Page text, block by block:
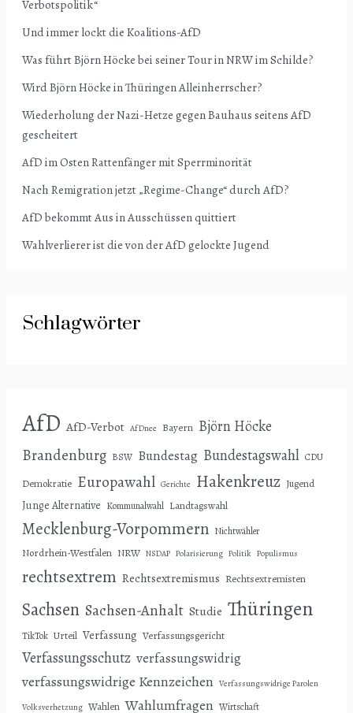
Verbotspolitik“
Und immer lockt die Koalitions-AfD
Was führt Björn Höcke bei seiner Tour in NRW im Schilde?
Wird Björn Höcke in Thüringen Alleinherrscher?
Wiederholung der Nazi-Hetze gegen Bauhaus seitens AfD
gescheitert
AfD im Osten Rattenfänger mit Sperrminorität
Nach Remigration jetzt „Regime-Change“ durch AfD?
AfD bekommt Aus in Ausschüssen quittiert
Wahlverlierer ist die von der AfD gelockte Jugend
Schlagwörter
AfD AfD-Verbot AfDnee Bayern Björn Höcke
Brandenburg BSW Bundestag Bundestagswahl CDU
Demokratie Europawahl Gerichte Hakenkreuz Jugend
Junge Alternative Kommunalwahl Landtagswahl
Mecklenburg-Vorpommern Nichtwähler
Nordrhein-Westfalen NRW NSDAP Polarisierung Politik Populismus
rechtsextrem Rechtsextremismus Rechtsextremisten
Sachsen Sachsen-Anhalt Studie Thüringen
TikTok Urteil Verfassung Verfassungsgericht
Verfassungsschutz verfassungswidrig
verfassungswidrige Kennzeichen Verfassungswidrige Parolen
Volksverhetzung Wahlen Wahlumfragen Wirtschaft